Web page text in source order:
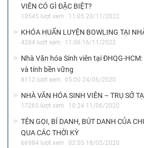
VIÊN CÓ GÌ ĐẶC BIỆT?
10545 lượt xem 11:05 20/11/2022
KHÓA HUẤN LUYỆN BOWLING TẠI
4284 lượt xem 11:06 16/11/2022
Nhà Văn hóa Sinh viên tại ĐHQG-
và tính bền vững
8112 lượt xem 05:00 24/06/2020
NHÀ VĂN HÓA SINH VIÊN – TRỤ SỞ
17265 lượt xem 10:24 11/06/2020
TÊN GỌI, BÍ DANH, BÚT DANH CỦA
QUA CÁC THỜI KỲ
66984 lượt xem 02:05 18/05/2020